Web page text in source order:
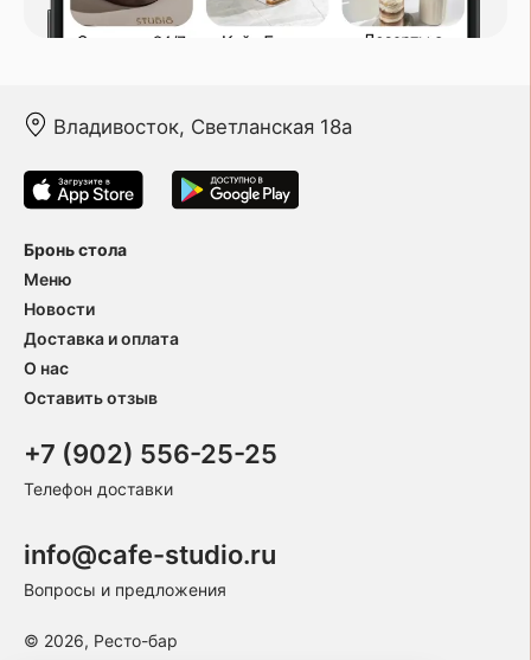
Владивосток, Светланская 18а
Бронь стола
Меню
Новости
Доставка и оплата
О нас
Оставить отзыв
+7 (902) 556-25-25
Телефон доставки
info@cafe-studio.ru
Вопросы и предложения
© 2026, Ресто-бар